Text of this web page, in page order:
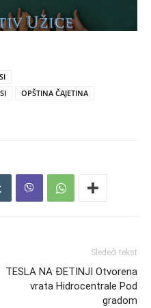
OPŠTINA ČAJETINA
Sledeći tekst
TESLA NA ĐETINJI Otvorena
vrata Hidrocentrale Pod
gradom